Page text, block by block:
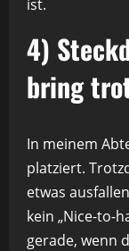
ist.
4)
bring
In meinem
platziert.
etwas
kein „Nice-to-
gerade, wenn